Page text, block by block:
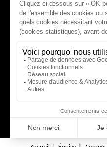
CABINET
20 avenue Galliéni -
Tél :05 57 55 87 30 -
Email :gaucher-
NOUS